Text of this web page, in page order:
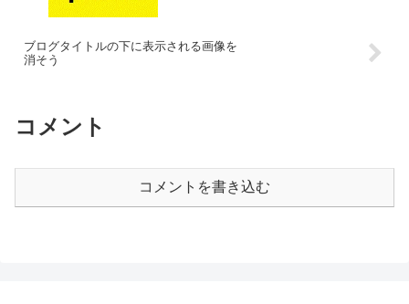
ブログタイトルの下に表示される画像を
消そう
コメント
コメントを書き込む